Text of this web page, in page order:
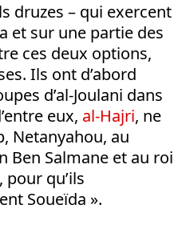
druzes – qui exercent
et sur une partie des
ces deux options,
Ils ont d’abord
d’al-Joulani dans
eux, al-Hajri, ne
Netanyahou, au
Ben Salmane et au roi
pour qu’ils
Soueïda ».